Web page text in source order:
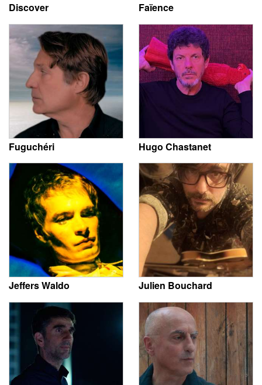
Discover Faïence
Fuguchéri Hugo Chastanet
Jeffers Waldo Julien Bouchard